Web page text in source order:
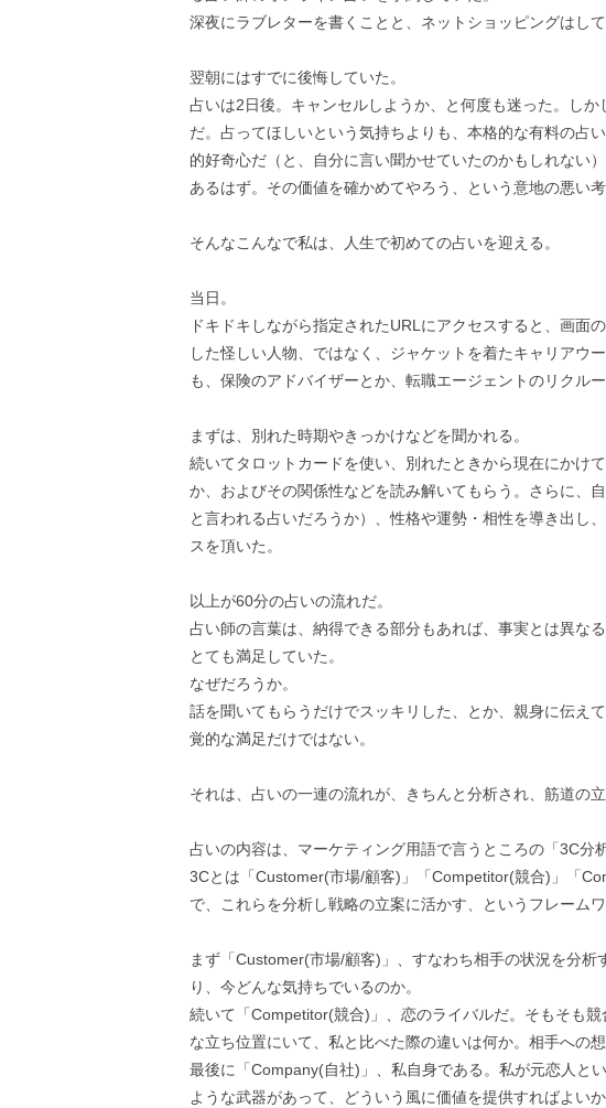
深夜にラブレターを書くことと、ネットショッピングはして
翌朝にはすでに後悔していた。
占いは2日後。キャンセルしようか、と何度も迷った。し
だ。占ってほしいという気持ちよりも、本格的な有料の占
的好奇心だ（と、自分に言い聞かせていたのかもしれない
あるはず。その価値を確かめてやろう、という意地の悪い考
そんなこんなで私は、人生で初めての占いを迎える。
当日。
ドキドキしながら指定されたURLにアクセスすると、画面
した怪しい人物、ではなく、ジャケットを着たキャリアウ
も、保険のアドバイザーとか、転職エージェントのリクル
まずは、別れた時期やきっかけなどを聞かれる。
続いてタロットカードを使い、別れたときから現在にかけ
か、およびその関係性などを読み解いてもらう。さらに、
と言われる占いだろうか）、性格や運勢・相性を導き出し
スを頂いた。
以上が60分の占いの流れだ。
占い師の言葉は、納得できる部分もあれば、事実とは異な
とても満足していた。
なぜだろうか。
話を聞いてもらうだけでスッキリした、とか、親身に伝え
覚的な満足だけではない。
それは、占いの一連の流れが、きちんと分析され、筋道の
占いの内容は、マーケティング用語で言うところの「3C分
3Cとは「Customer(市場/顧客)」「Competitor(競合)」「
で、これらを分析し戦略の立案に活かす、というフレームワ
まず「Customer(市場/顧客)」、すなわち相手の状況を分
り、今どんな気持ちでいるのか。
続いて「Competitor(競合)」、恋のライバルだ。そもそも
な立ち位置にいて、私と比べた際の違いは何か。相手への
最後に「Company(自社)」、私自身である。私が元恋人と
ような武器があって、どういう風に価値を提供すればよい